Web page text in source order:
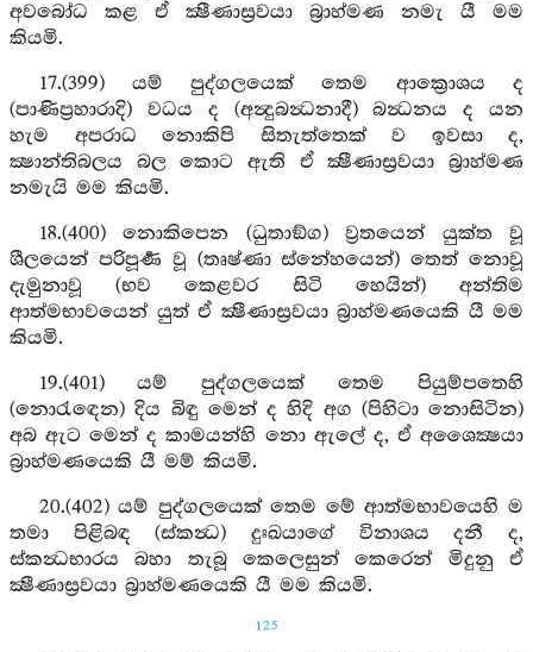
අවබෝධ කළ ඒ ක්‍ෂීණාස්‍රවයා බ්‍රාහ්මණ නමැ යී මම
කියමි.
17.(399) යම් පුද්ගලයෙක් තෙම ආක්‍රොශය ද
(පාණිප්‍රහාරාදි) වධය ද (අන්‍දුබන්‍ධනාදී) බන්‍ධනය ද යන
හැම අපරාධ නොකිපි සිතැත්තෙක් ව ඉවසා ද,
ක්‍ෂාන්තිබලය බල කොට ඇති ඒ ක්‍ෂීණාස්‍රවයා බ්‍රාහ්මණ
නමැයි මම කියමි.
18.(400) නොකිපෙන (ධුතාඞ්ග) ව්‍රතයෙන් යුක්ත වූ
ශීලයෙන් පරිපූර්‍ණ වූ (තෘෂ්ණා ස්නේහයෙන්) තෙත් නොවූ
දැමුනාවූ (භව කෙළවර සිටි හෙයින්) අන්තිම
ආත්මභාවයෙන් යුත් ඒ ක්‍ෂීණාස්‍රවයා බ්‍රාහ්මණයෙකි යී මම
කියමි.
19.(401) යම් පුද්ගලයෙක් තෙම පියුම්පතෙහි
(නොරැඳෙන) දිය බිඳු මෙන් ද හිදි අග (පිහිටා නොසිටින)
අබ ඇට මෙන් ද කාමයන්හි නො ඇලේ ද, ඒ අශෛක්‍ෂයා
බ්‍රාහ්මණයෙකි යී මම් කියමි.
20.(402) යම් පුද්ගලයෙක් තෙම මේ ආත්මභාවයෙහි ම
තමා පිළිබඳ (ස්කන්‍ධ) දුඃඛයාගේ විනාශය දනී ද,
ස්කන්‍ධභාරය බහා තැබූ කෙලෙසුන් කෙරෙන් මිදුනු ඒ
ක්‍ෂීණාස්‍රවයා බ්‍රාහ්මණයෙකි යී මම කියමි.
125